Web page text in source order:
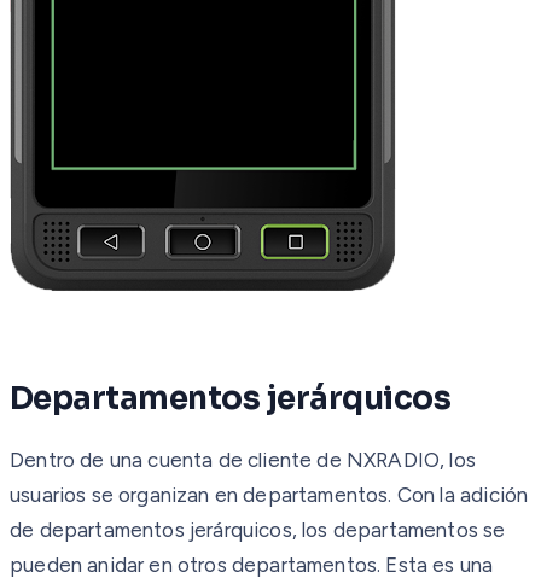
Departamentos jerárquicos
Dentro de una cuenta de cliente de NXRADIO, los
usuarios se organizan en departamentos. Con la adición
de departamentos jerárquicos, los departamentos se
pueden anidar en otros departamentos. Esta es una